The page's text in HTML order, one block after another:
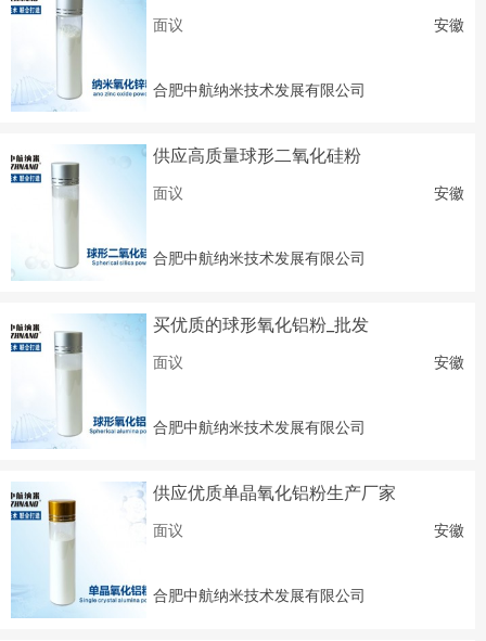
面议 安徽
合肥中航纳米技术发展有限公司
供应高质量球形二氧化硅粉
面议 安徽
合肥中航纳米技术发展有限公司
买优质的球形氧化铝粉_批发
面议 安徽
合肥中航纳米技术发展有限公司
供应优质单晶氧化铝粉生产厂家
面议 安徽
合肥中航纳米技术发展有限公司